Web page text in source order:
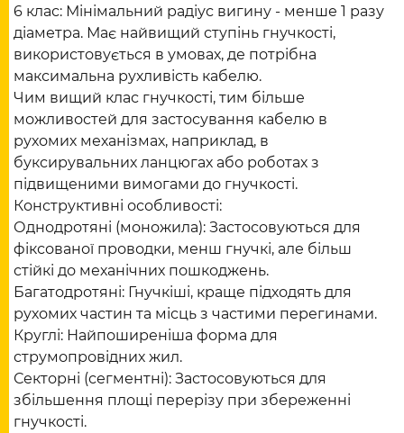
6 клас: Мінімальний радіус вигину - менше 1 разу
діаметра. Має найвищий ступінь гнучкості,
використовується в умовах, де потрібна
максимальна рухливість кабелю.
Чим вищий клас гнучкості, тим більше
можливостей для застосування кабелю в
рухомих механізмах, наприклад, в
буксирувальних ланцюгах або роботах з
підвищеними вимогами до гнучкості.
Конструктивні особливості:
Однодротяні (моножила): Застосовуються для
фіксованої проводки, менш гнучкі, але більш
стійкі до механічних пошкоджень.
Багатодротяні: Гнучкіші, краще підходять для
рухомих частин та місць з частими перегинами.
Круглі: Найпоширеніша форма для
струмопровідних жил.
Секторні (сегментні): Застосовуються для
збільшення площі перерізу при збереженні
гнучкості.